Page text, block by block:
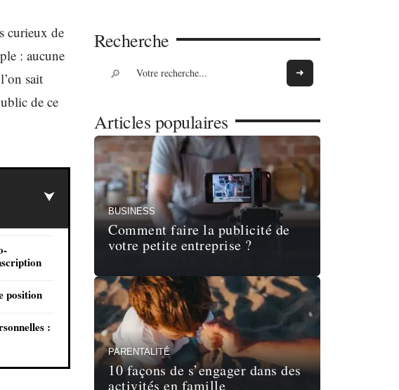
curieux de
: aucune
sait
de ce
position
:
Recherche
Articles populaires
BUSINESS
Comment faire la publicité de
votre petite entreprise ?
PARENTALITÉ
10 façons de s’engager dans des
activités en famille